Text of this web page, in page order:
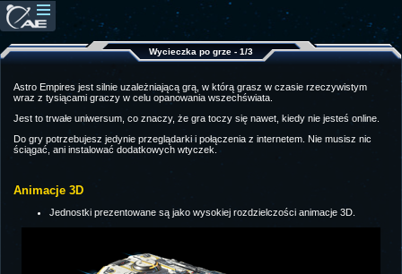
Wycieczka po grze - 1/3
Astro Empires jest silnie uzależniającą grą, w którą grasz w czasie rzeczywistym
wraz z tysiącami graczy w celu opanowania wszechświata.
Jest to trwałe uniwersum, co znaczy, że gra toczy się nawet, kiedy nie jesteś online.
Do gry potrzebujesz jedynie przeglądarki i połączenia z internetem. Nie musisz nic
ściągać, ani instalować dodatkowych wtyczek.
Animacje 3D
Jednostki prezentowane są jako wysokiej rozdzielczości animacje 3D.